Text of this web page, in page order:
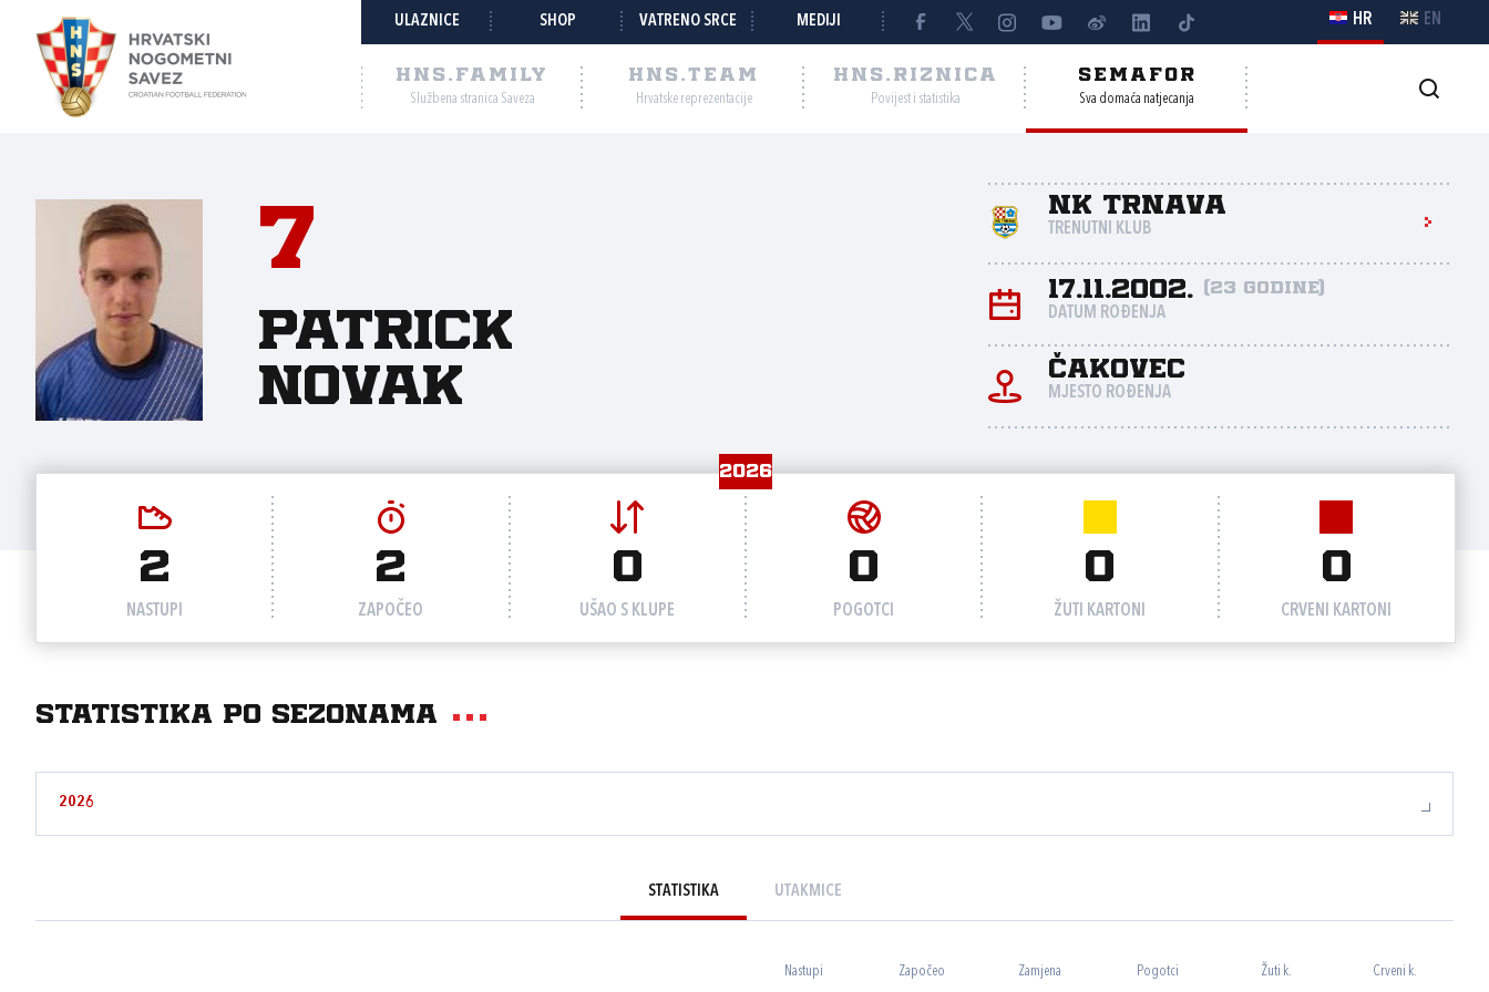
ULAZNICE SHOP VATRENO SRCE MEDIJI HR EN
HNS.FAMILY
Službena stranica Saveza
HNS.TEAM
Hrvatske reprezentacije
HNS.RIZNICA
Povijest i statistika
SEMAFOR
Sva domaća natjecanja
7
Patrick
Novak
NK Trnava
TRENUTNI KLUB
17.11.2002. (23 godine)
DATUM ROĐENJA
Čakovec
MJESTO ROĐENJA
2026
2
NASTUPI
2
ZAPOČEO
0
UŠAO S KLUPE
0
POGOTCI
0
ŽUTI KARTONI
0
CRVENI KARTONI
Statistika po sezonama
2026
STATISTIKA UTAKMICE
Nastupi Započeo Zamjena Pogotci Žuti k. Crveni k.